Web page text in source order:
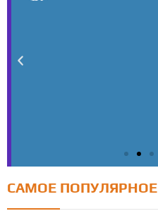
САМОЕ ПОПУЛЯРНОЕ